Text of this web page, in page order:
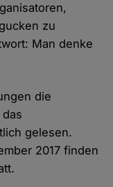
zu
Man denke
die
gelesen.
2017 finden